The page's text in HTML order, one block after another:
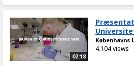
02:18
Københavns
4.104 views